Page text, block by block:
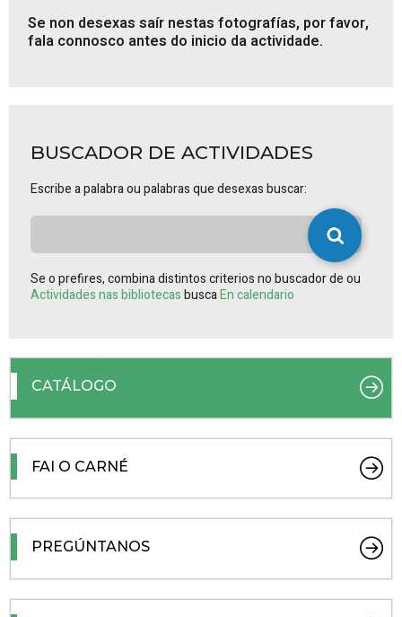
Se non desexas saír nestas fotografías, por favor,
fala connosco antes do inicio da actividade.
BUSCADOR DE ACTIVIDADES
Escribe a palabra ou palabras que desexas buscar:
Se o prefires, combina distintos criterios no buscador de ou
Actividades nas bibliotecasbuscaEn calendario
CATÁLOGO
FAI O CARNÉ
PREGÚNTANOS